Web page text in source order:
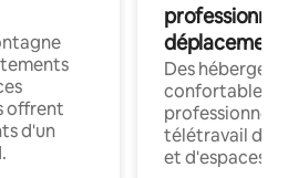
offrent
d'un
déplacement
Des
confortables
professionnels
télétravail
et d'espaces